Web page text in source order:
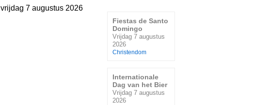
vrijdag 7 augustus 2026
Fiestas de Santo
Domingo
Vrijdag 7 augustus
2026
Christendom
Internationale
Dag van het Bier
Vrijdag 7 augustus
2026